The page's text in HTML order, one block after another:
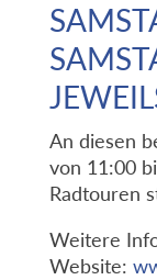
An diesen
von 11:00
Radtouren
Weitere
Website: